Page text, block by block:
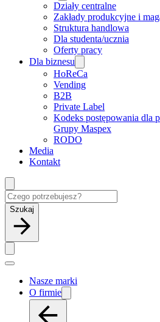
Działy centralne
Zakłady produkcyjne i
Struktura handlowa
Dla studenta/ucznia
Oferty pracy
Dla biznesu
HoReCa
Vending
B2B
Private Label
Kodeks postępowania dla
Grupy Maspex
RODO
Media
Kontakt
Szukaj
Nasze marki
O firmie